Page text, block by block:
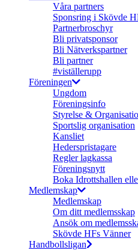
Våra partners
Sponsring i Skövde
Partnerbroschyr
Bli privatsponsor
Bli Nätverkspartner
Bli partner
#viställerupp
Föreningen
Ungdom
Föreningsinfo
Styrelse &
Sportslig organisation
Kansliet
Hederspristagare
Regler lagkassa
Föreningsnytt
Boka Idrottshallen
Medlemskap
Medlemskap
Om ditt medlemsskap
Ansök om
Skövde HFs Vänner
Handbollsligan